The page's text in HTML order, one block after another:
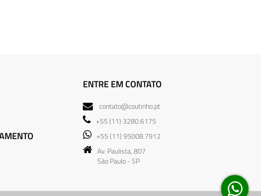
ENTRE EM CONTATO
contato@coutinho.pt
+55 (11) 3280.6175
+55 (11) 95008.7912
Av. Paulista, 807
São Paulo - SP